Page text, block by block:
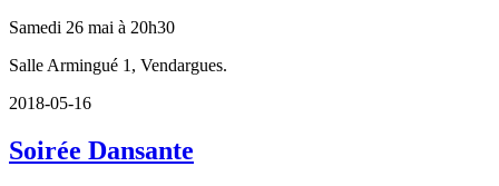
Samedi 26 mai à 20h30
Salle Armingué 1, Vendargues.
2018-05-16
Soirée Dansante